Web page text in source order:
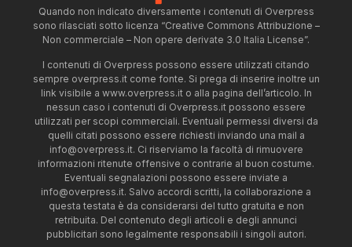
Quando non indicato diversamente i contenuti di Overpress
sono rilasciati sotto licenza “Creative Commons Attribuzione –
Non commerciale – Non opere derivate 3.0 Italia License”.
I contenuti di Overpress possono essere utilizzati citando
sempre overpress.it come fonte. Si prega di inserire inoltre un
link visibile a www.overpress.it o alla pagina dell’articolo. In
nessun caso i contenuti di Overpress.it possono essere
utilizzati per scopi commerciali. Eventuali permessi diversi da
quelli citati possono essere richiesti inviando una mail a
info@overpress.it. Ci riserviamo la facoltà di rimuovere
informazioni ritenute offensive o contrarie al buon costume.
Eventuali segnalazioni possono essere inviate a
info@overpress.it. Salvo accordi scritti, la collaborazione a
questa testata è da considerarsi del tutto gratuita e non
retribuita. Del contenuto degli articoli e degli annunci
pubblicitari sono legalmente responsabili i singoli autori.